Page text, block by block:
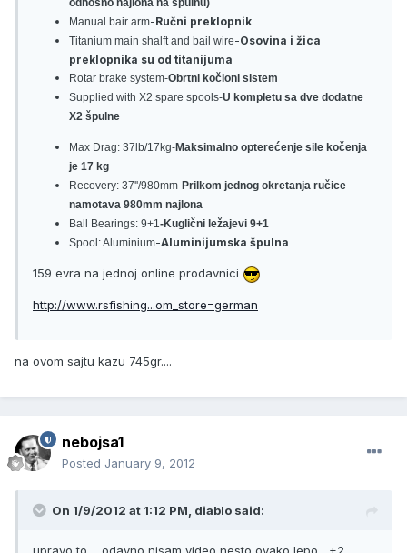
odnosno najlona na špulnu)
Manual bair arm-Ručni preklopnik
Titanium main shalft and bail wire-Osovina i žica
preklopnika su od titanijuma
Rotar brake system-Obrtni kočioni sistem
Supplied with X2 spare spools-U kompletu sa dve dodatne
X2 špulne
Max Drag: 37lb/17kg-Maksimalno opterećenje sile kočenja
je 17 kg
Recovery: 37''/980mm-Prilkom jednog okretanja ručice
namotava 980mm najlona
Ball Bearings: 9+1-Kuglični ležajevi 9+1
Spool: Aluminium-Aluminijumska špulna
159 evra na jednoj online prodavnici
http://www.rsfishing...om_store=german
na ovom sajtu kazu 745gr....
nebojsa1
Posted January 9, 2012
On 1/9/2012 at 1:12 PM, diablo said: